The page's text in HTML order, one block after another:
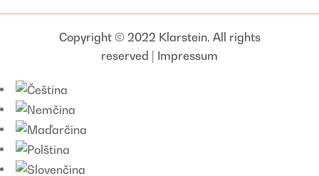
Copyright © 2022 Klarstein. All rights
reserved | Impressum